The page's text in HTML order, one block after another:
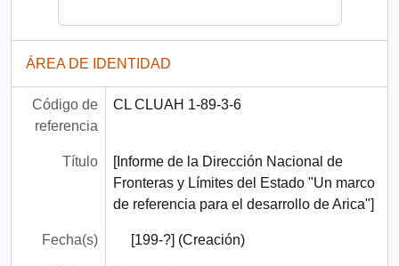
ÁREA DE IDENTIDAD
Código de
referencia
CL CLUAH 1-89-3-6
Título
[Informe de la Dirección Nacional de
Fronteras y Límites del Estado "Un marco
de referencia para el desarrollo de Arica"]
Fecha(s) [199-?] (Creación)